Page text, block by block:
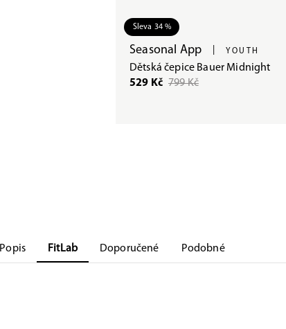
Sleva 34 %
Seasonal App YOUTH
Dětská čepice Bauer Midnight
529 Kč 799 Kč
Popis FitLab Doporučené Podobné